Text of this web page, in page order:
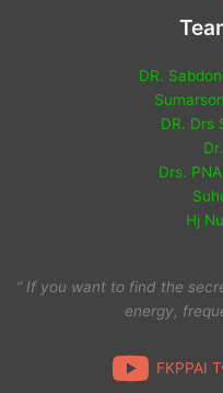
DR.
DR. Drs
Drs.
Hj
“ If you want to find the
energy,
FKPPAI